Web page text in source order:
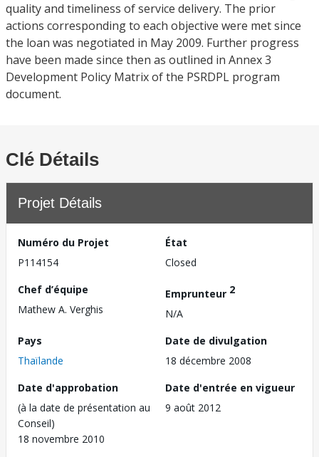
quality and timeliness of service delivery. The prior
actions corresponding to each objective were met since
the loan was negotiated in May 2009. Further progress
have been made since then as outlined in Annex 3
Development Policy Matrix of the PSRDPL program
document.
Clé Détails
Projet Détails
Numéro du Projet
P114154
État
Closed
Chef d’équipe
Mathew A. Verghis
Emprunteur 2
N/A
Pays
Thaïlande
Date de divulgation
18 décembre 2008
Date d'approbation
(à la date de présentation au
Conseil)
18 novembre 2010
Date d'entrée en vigueur
9 août 2012